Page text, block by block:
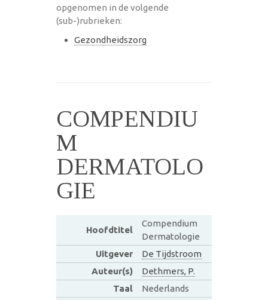
opgenomen in de volgende
(sub-)rubrieken:
Gezondheidszorg
COMPENDIU
M
DERMATOLO
GIE
Hoofdtitel
Compendium
Dermatologie
Uitgever
De Tijdstroom
Auteur(s)
Dethmers, P.
Taal
Nederlands